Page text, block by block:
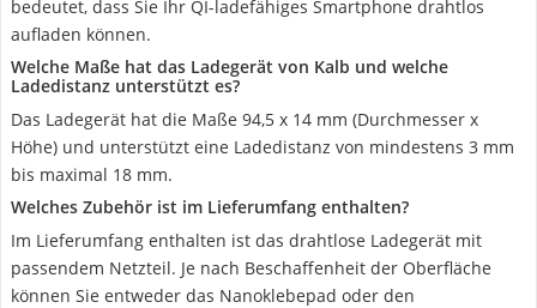
bedeutet, dass Sie Ihr QI-ladefähiges Smartphone drahtlos
aufladen können.
Welche Maße hat das Ladegerät von Kalb und welche
Ladedistanz unterstützt es?
Das Ladegerät hat die Maße 94,5 x 14 mm (Durchmesser x
Höhe) und unterstützt eine Ladedistanz von mindestens 3 mm
bis maximal 18 mm.
Welches Zubehör ist im Lieferumfang enthalten?
Im Lieferumfang enthalten ist das drahtlose Ladegerät mit
passendem Netzteil. Je nach Beschaffenheit der Oberfläche
können Sie entweder das Nanoklebepad oder den